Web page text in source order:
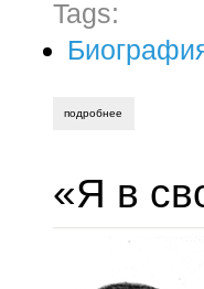
Tags:
подробнее
«Я в